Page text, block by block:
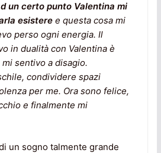
un certo punto Valentina mi
esistere e questa cosa mi
perso ogni energia. Il
in dualità con Valentina è
sentivo a disagio.
condividere spazi
per me. Ora sono felice,
e finalmente mi
un sogno talmente grande